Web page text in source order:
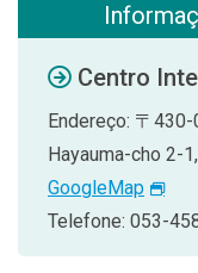
Centro
Endereço: 〒
Hayauma-cho 2-
GoogleMap
Telefone: 053-